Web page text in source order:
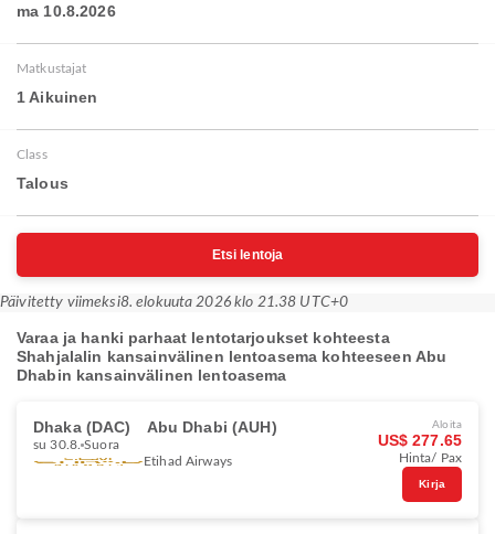
ma 10.8.2026
Matkustajat
1 Aikuinen
Class
Talous
Etsi lentoja
Päivitetty viimeksi8. elokuuta 2026 klo 21.38 UTC+0
Varaa ja hanki parhaat lentotarjoukset kohteesta
Shahjalalin kansainvälinen lentoasema kohteeseen Abu
Dhabin kansainvälinen lentoasema
Dhaka (DAC) Abu Dhabi (AUH)
su 30.8. Suora
Etihad Airways
Aloita
US$ 277.65
Hinta/ Pax
Kirja